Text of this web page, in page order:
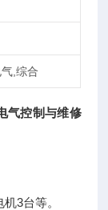
,综合
气控制与维修
机3台等。